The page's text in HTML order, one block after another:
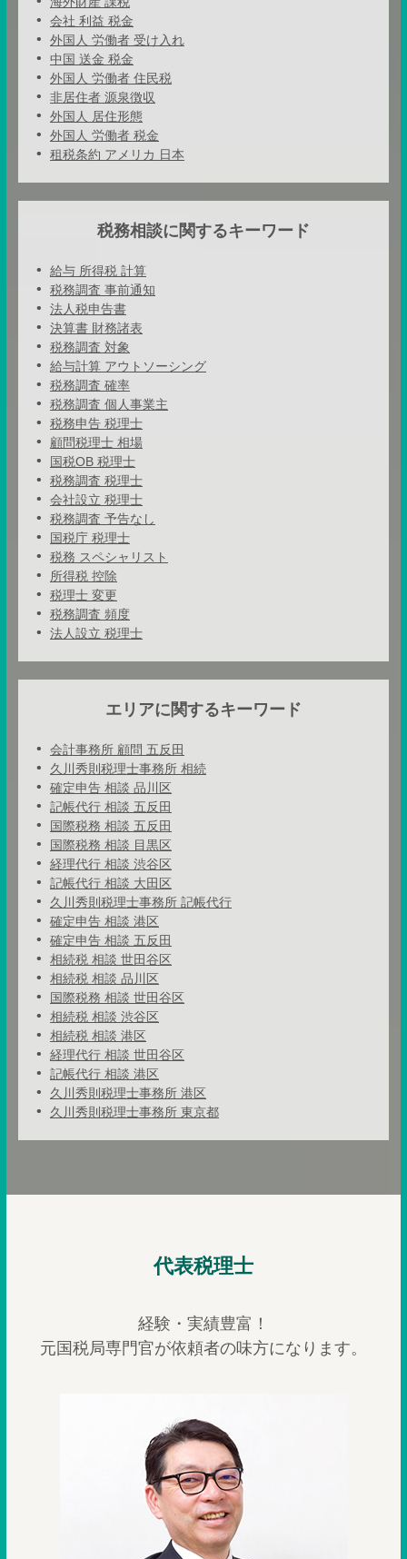
会社 利益 税金
外国人 労働者 受け入れ
中国 送金 税金
外国人 労働者 住民税
非居住者 源泉徴収
外国人 居住形態
外国人 労働者 税金
租税条約 アメリカ 日本
税務相談に関するキーワード
給与 所得税 計算
税務調査 事前通知
法人税申告書
決算書 財務諸表
税務調査 対象
給与計算 アウトソーシング
税務調査 確率
税務調査 個人事業主
税務申告 税理士
顧問税理士 相場
国税OB 税理士
税務調査 税理士
会社設立 税理士
税務調査 予告なし
国税庁 税理士
税務 スペシャリスト
所得税 控除
税理士 変更
税務調査 頻度
法人設立 税理士
エリアに関するキーワード
会計事務所 顧問 五反田
久川秀則税理士事務所 相続
確定申告 相談 品川区
記帳代行 相談 五反田
国際税務 相談 五反田
国際税務 相談 目黒区
経理代行 相談 渋谷区
記帳代行 相談 大田区
久川秀則税理士事務所 記帳代行
確定申告 相談 港区
確定申告 相談 五反田
相続税 相談 世田谷区
相続税 相談 品川区
国際税務 相談 世田谷区
相続税 相談 渋谷区
相続税 相談 港区
経理代行 相談 世田谷区
記帳代行 相談 港区
久川秀則税理士事務所 港区
久川秀則税理士事務所 東京都
代表税理士
経験・実績豊富！
元国税局専門官が依頼者の味方になります。